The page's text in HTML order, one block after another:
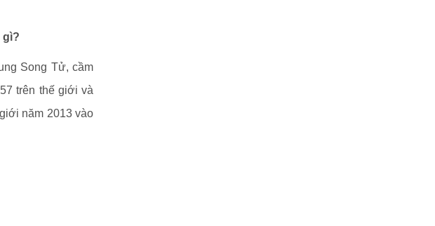
gì?
Song Tử, cầm
trên thế giới và
năm 2013 vào